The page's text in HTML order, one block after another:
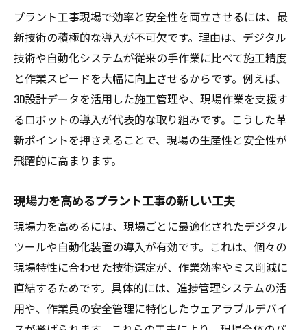
プラント工事現場で効率と安全性を両立させるには、最
新技術の積極的な導入が不可欠です。理由は、デジタル
技術や自動化システムが従来の手作業に比べて施工精度
と作業スピードを大幅に向上させるからです。例えば、
3D設計データを活用した施工管理や、現場作業を支援す
るロボットの導入が代表的な取り組みです。こうした革
新ポイントを押さえることで、現場の生産性と安全性が
飛躍的に高まります。
現場力を高めるプラント工事の新しい工夫
現場力を高めるには、現場ごとに最適化されたデジタル
ツールや自動化装置の導入が有効です。これは、個々の
現場特性に合わせた技術選定が、作業効率やミス削減に
直結するためです。具体的には、進捗管理システムの活
用や、作業員の安全管理に特化したウェアラブルデバイ